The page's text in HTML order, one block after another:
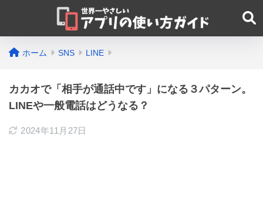
ホーム SNS LINE
カカオで「相手が通話中です」になる３パターン。
LINEや一般電話はどうなる？
2024年11月27日